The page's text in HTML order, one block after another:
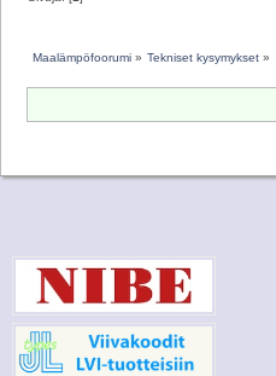
Maalämpöfoorumi» Tekniset kysymykset »